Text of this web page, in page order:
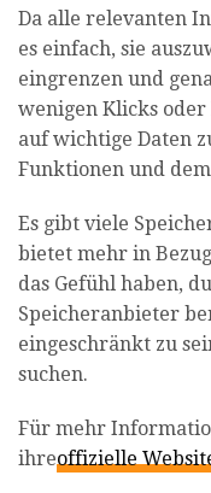
Da alle relevanten
es einfach, sie
eingrenzen und
wenigen Klicks
auf wichtige Daten
Funktionen und
Es gibt viele
bietet mehr in
das Gefühl haben,
Speicheranbieter
eingeschränkt zu
suchen.
Für mehr
ihreoffizielle